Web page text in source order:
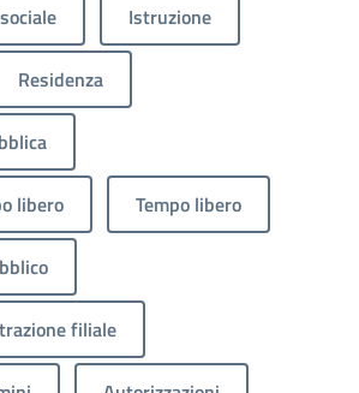
Istruzione
Residenza
libero Tempo libero
filiale